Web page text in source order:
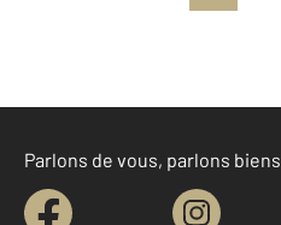
Parlons de vous, parlons biens